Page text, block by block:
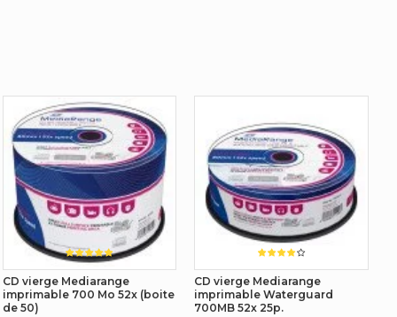
CD vierge Mediarange
imprimable 700 Mo 52x (boite
de 50)
CD vierge Mediarange
imprimable Waterguard
700MB 52x 25p.